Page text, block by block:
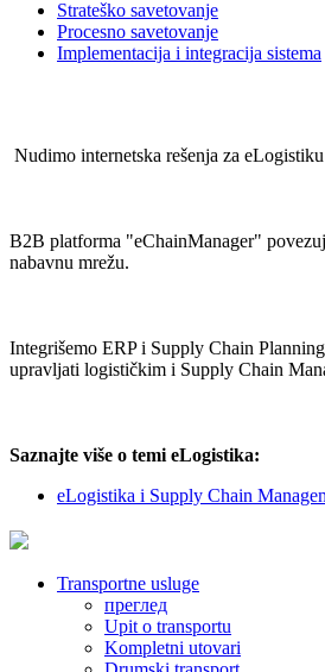
Strateško savetovanje
Procesno savetovanje
Implementacija i integracija sistema
Nudimo internetska rešenja za
B2B platforma "eChainManager"
nabavnu mrežu.
Integrišemo ERP i Supply Chain
upravljati logističkim i Supply Chain
Saznajte više o temi eLogistika:
eLogistika i Supply Chain
Transportne usluge
преглед
Upit o transportu
Kompletni utovari